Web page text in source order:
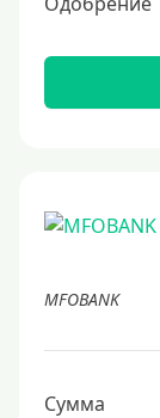
MFOBANK
Сумма